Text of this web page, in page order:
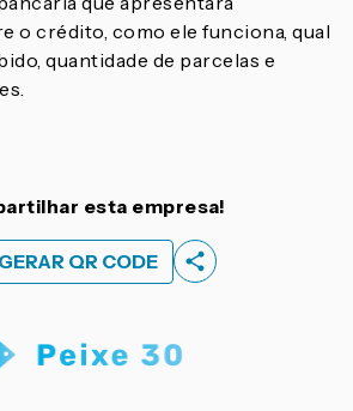
o crédito, como ele funciona, qual
quantidade de parcelas e
esta empresa!
GERAR QR CODE